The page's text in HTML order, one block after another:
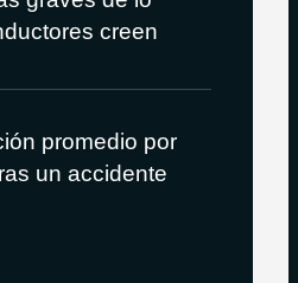
creen
promedio por
un accidente